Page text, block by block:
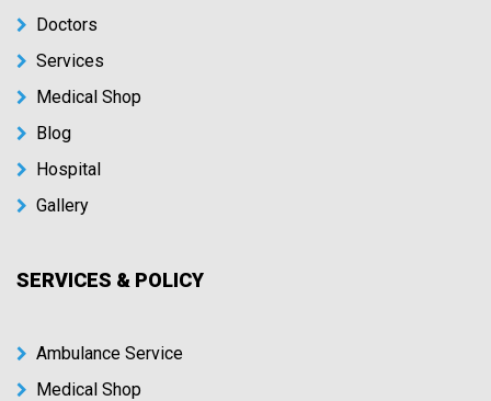
Doctors
Services
Medical Shop
Blog
Hospital
Gallery
SERVICES & POLICY
Ambulance Service
Medical Shop